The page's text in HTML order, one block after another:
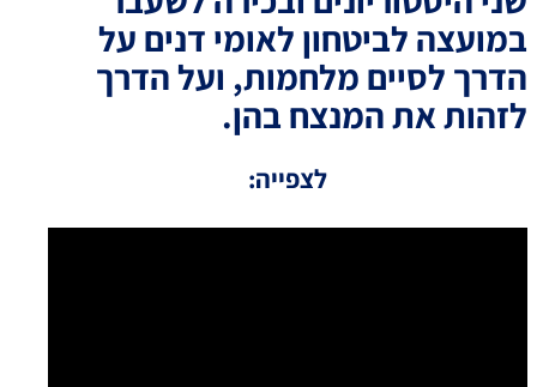
במועצה לביטחון לאומי דנים על
הדרך לסיים מלחמות, ועל הדרך
לזהות את המנצח בהן.
לצפייה: